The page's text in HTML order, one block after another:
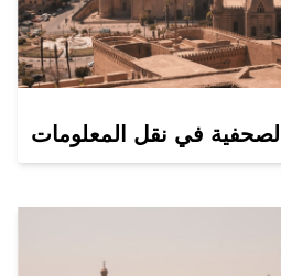
الصحفية في نقل المعلومات